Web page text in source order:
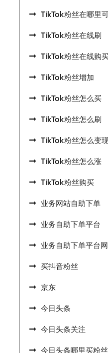
TikTok粉丝在哪里
TikTok粉丝在线刷
TikTok粉丝在线购
TikTok粉丝增加
TikTok粉丝怎么买
TikTok粉丝怎么刷
TikTok粉丝怎么变
TikTok粉丝怎么涨
TikTok粉丝购买
业务网站自助下单
业务自助下单平台
业务自助下单平台
买抖音粉丝
京东
今日头条
今日头条关注
今日头条哪里买粉丝